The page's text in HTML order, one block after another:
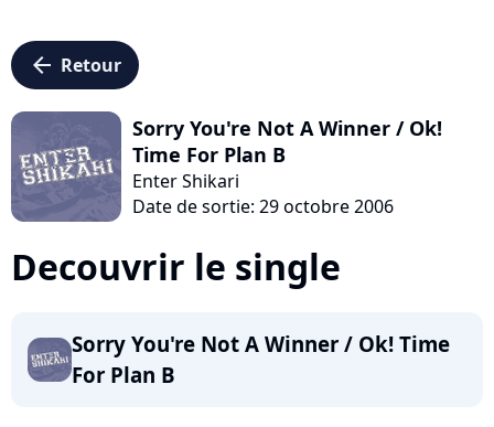
arrow_left Retour
Sorry You're Not A Winner / Ok!
Time For Plan B
Enter Shikari
Date de sortie: 29 octobre 2006
Decouvrir le single
Sorry You're Not A Winner / Ok! Time
For Plan B